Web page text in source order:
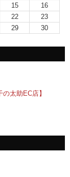
15
16
22
23
29 30
太助EC店】